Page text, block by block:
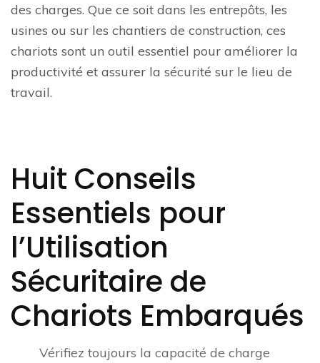
des charges. Que ce soit dans les entrepôts, les
usines ou sur les chantiers de construction, ces
chariots sont un outil essentiel pour améliorer la
productivité et assurer la sécurité sur le lieu de
travail.
Huit Conseils
Essentiels pour
l’Utilisation
Sécuritaire de
Chariots Embarqués
Vérifiez toujours la capacité de charge